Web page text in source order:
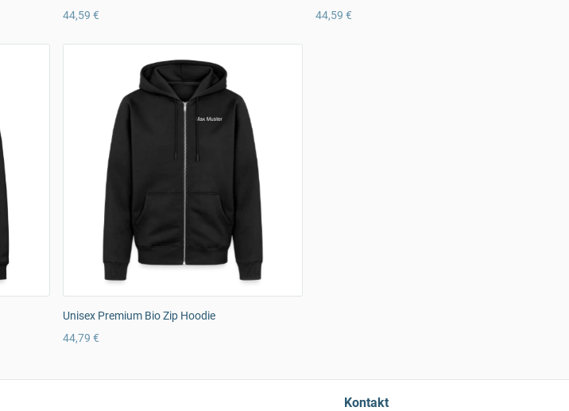
44,59 €
44,59 €
Unisex Premium Bio Zip Hoodie
44,79 €
Kontakt